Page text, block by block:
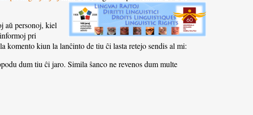
aŭ personoj, kiel
pri
komento kiun la lanĉinto de tiu ĉi lasta retejo sendis al mi:
dum tiu ĉi jaro. Simila ŝanco ne revenos dum multe